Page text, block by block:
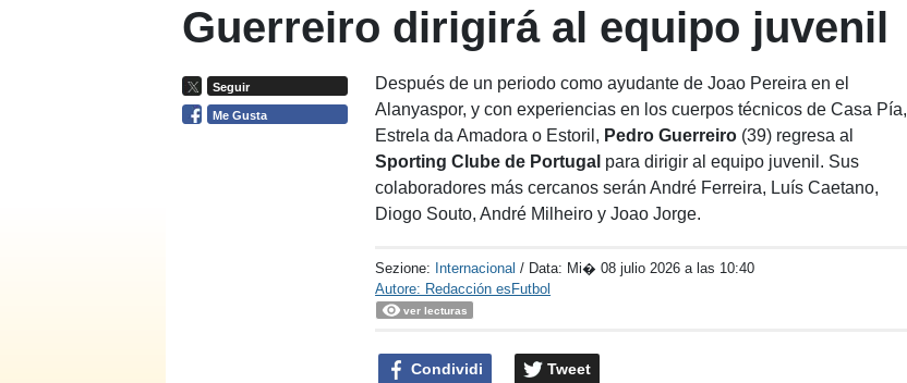
Guerreiro dirigirá al equipo juvenil
Seguir
Me Gusta
Después de un periodo como ayudante de Joao Pereira en el
Alanyaspor, y con experiencias en los cuerpos técnicos de Casa Pía,
Estrela da Amadora o Estoril, Pedro Guerreiro (39) regresa al
Sporting Clube de Portugal para dirigir al equipo juvenil. Sus
colaboradores más cercanos serán André Ferreira, Luís Caetano,
Diogo Souto, André Milheiro y Joao Jorge.
Sezione: Internacional / Data: Mi� 08 julio 2026 a las 10:40
Autore: Redacción esFutbol
ver lecturas
Condividi Tweet